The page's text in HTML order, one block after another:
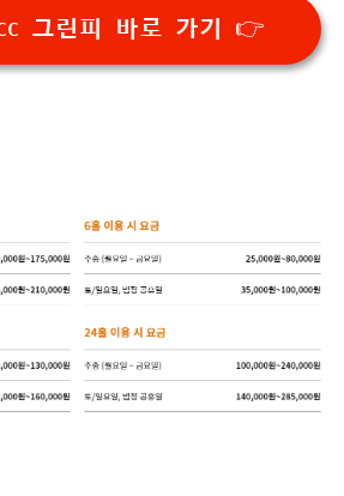
그린피 바로 가기 👉